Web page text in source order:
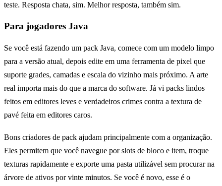
teste. Resposta chata, sim. Melhor resposta, também sim.
Para jogadores Java
Se você está fazendo um pack Java, comece com um modelo limpo
para a versão atual, depois edite em uma ferramenta de pixel que
suporte grades, camadas e escala do vizinho mais próximo. A arte
real importa mais do que a marca do software. Já vi packs lindos
feitos em editores leves e verdadeiros crimes contra a textura de
pavé feita em editores caros.
Bons criadores de pack ajudam principalmente com a organização.
Eles permitem que você navegue por slots de bloco e item, troque
texturas rapidamente e exporte uma pasta utilizável sem procurar na
árvore de ativos por vinte minutos. Se você é novo, esse é o